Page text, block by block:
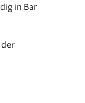
in Bar